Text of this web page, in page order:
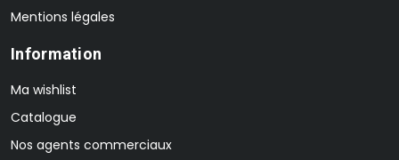
Mentions légales
Information
Ma wishlist
Catalogue
Nos agents commerciaux